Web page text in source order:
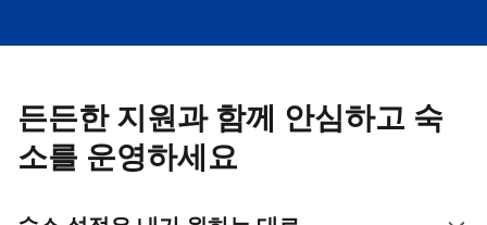
든든한 지원과 함께 안심하고 숙
소를 운영하세요